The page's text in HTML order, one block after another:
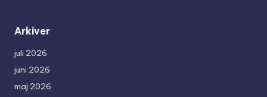
Arkiver
juli 2026
juni 2026
maj 2026